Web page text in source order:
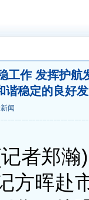
工作 发挥护航
谐稳定的良好
闻
郑瀚
方晖赴